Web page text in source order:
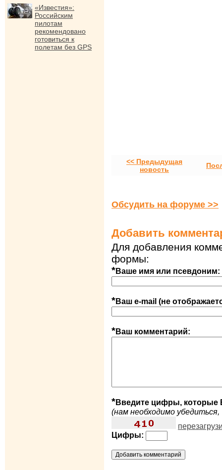
«Известия»:
Российским
пилотам
рекомендовано
готовиться к
полетам без GPS
<< Предыдущая
новость
Обсудить на форуме >>
Добавить
Для добавления
формы:
*Ваше имя или псевдоним:
*Ваш e-mail (не
*Ваш комментарий:
*Введите цифры, которые
(нам необходимо
Цифры: